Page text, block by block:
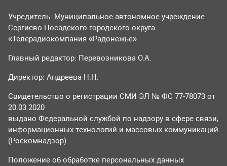
Учредитель: Муниципальное автономное учреждение
Сергиево-Посадского городского округа
«Телерадиокомпания «Радонежье».
Главный редактор: Перевозникова О.А.
Директор: Андреева Н.Н.
Свидетельство о регистрации СМИ ЭЛ № ФС 77-78073 от
20.03.2020
выдано Федеральной службой по надзору в сфере связи,
информационных технологий и массовых коммуникаций
(Роскомнадзор).
Положение об обработке персональных данных